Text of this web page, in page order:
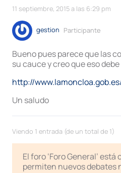
11 septiembre, 2015 a las 6:29 pm
gestion Participante
Bueno pues parece que las
su cauce y creo que eso
http://
Un saludo
Viendo 1 entrada (de un total de 1)
El foro ‘Foro General’ está
permiten nuevos debates